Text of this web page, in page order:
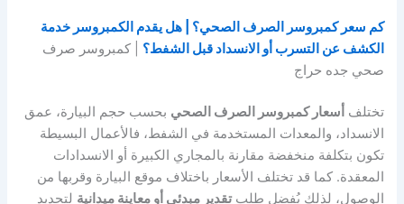
كم سعر كمبروسر الصرف الصحي؟ | هل يقدم الكمبروسر خدمة
الكشف عن التسرب أو الانسداد قبل الشفط؟ | كمبروسر صرف
صحي جده حراج
تختلف أسعار كمبروسر الصرف الصحي بحسب حجم البيارة، عمق
الانسداد، والمعدات المستخدمة في الشفط، فالأعمال البسيطة
تكون بتكلفة منخفضة مقارنة بالمجاري الكبيرة أو الانسدادات
المعقدة. كما قد تختلف الأسعار باختلاف موقع البيارة وقربها من
الوصول، لذلك يُفضل طلبتقدير مبدئي أو معاينة ميدانية لتحديد